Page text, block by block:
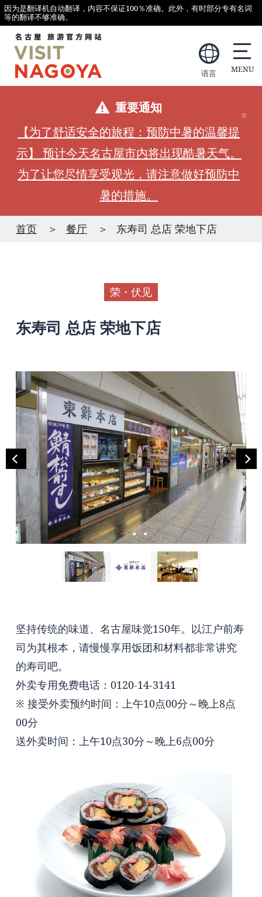
因为是翻译机自动翻译，内容不保证100％准确。此外，有时部分专有名词
等的翻译不够准确。
语言
重要通知
【为了舒适安全的旅程：预防中暑的温馨提
示】 预计今天名古屋市内将出现酷暑天气。
为了让您尽情享受观光，请注意做好预防中
暑的措施。
首页 餐厅 东寿司 总店 荣地下店
荣・伏见
东寿司 总店 荣地下店
坚持传统的味道、名古屋味觉150年。以江户前寿
司为其根本，请慢慢享用饭团和材料都非常讲究
的寿司吧。
外卖专用免费电话：0120-14-3141
※ 接受外卖预约时间：上午10点00分～晚上8点
00分
送外卖时间：上午10点30分～晚上6点00分